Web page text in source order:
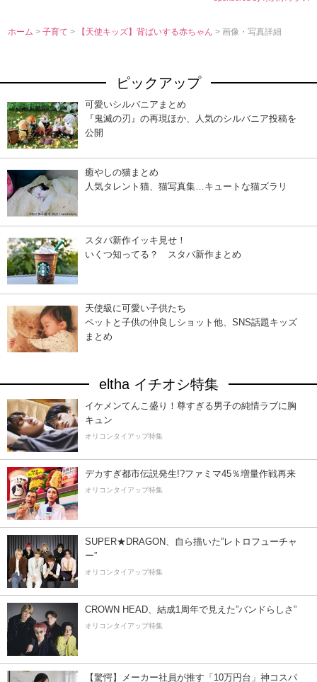
ホーム >子育て> 【天使キッズ】背ばいする赤ちゃん> 画像・写真詳細
ピックアップ
可愛いシルバニアまとめ
『鬼滅の刃』の再現ほか、人気のシルバニア投稿を
公開
癒やしの猫まとめ
人気タレント猫、猫写真集…キュートな猫ズラリ
スタバ新作イッキ見せ！
いくつ知ってる？ スタバ新作まとめ
天使級に可愛い子供たち
ペットと子供の仲良しショット他、SNS話題キッズ
まとめ
eltha イチオシ特集
イケメンてんこ盛り！尊すぎる男子の純情ラブに胸
キュン
オリコンタイアップ特集
デカすぎ都市伝説発生!?ファミマ45％増量作戦再来
オリコンタイアップ特集
SUPER★DRAGON、自ら描いた”レトロフューチャ
ー”
オリコンタイアップ特集
CROWN HEAD、結成1周年で見えた”バンドらしさ”
オリコンタイアップ特集
【驚愕】メーカー社員が推す「10万円台」神コスパ